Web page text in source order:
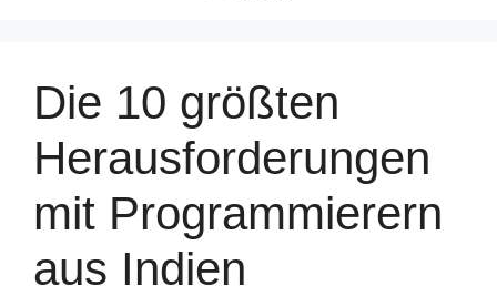
Die 10 größten
Herausforderungen
mit Programmierern
aus Indien